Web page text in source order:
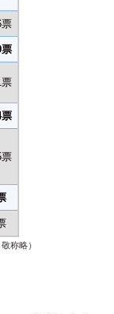
票
票
票
票
票
称略）